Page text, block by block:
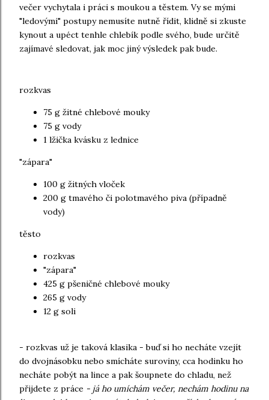
večer vychytala i práci s moukou a těstem. Vy se mými
"ledovými" postupy nemusíte nutně řídit, klidně si zkuste
kynout a upéct tenhle chlebík podle svého, bude určitě
zajímavé sledovat, jak moc jiný výsledek pak bude.
rozkvas
75 g žitné chlebové mouky
75 g vody
1 lžička kvásku z lednice
"zápara"
100 g žitných vloček
200 g tmavého či polotmavého piva (případně
vody)
těsto
rozkvas
"zápara"
425 g pšeničné chlebové mouky
265 g vody
12 g soli
- rozkvas už je taková klasika - buď si ho necháte vzejít
do dvojnásobku nebo smícháte suroviny, cca hodinku ho
necháte pobýt na lince a pak šoupnete do chladu, než
přijdete z práce - já ho umíchám večer, nechám hodinu na